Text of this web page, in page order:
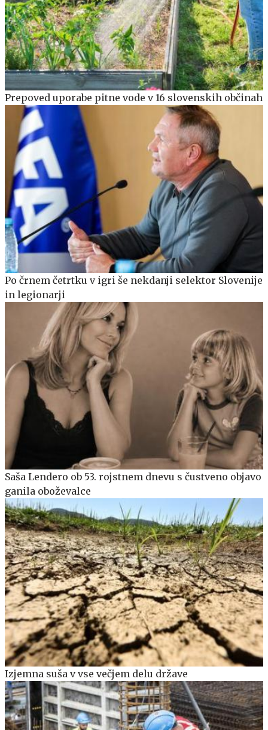
Prepoved uporabe pitne vode v 16 slovenskih občinah
Po črnem četrtku v igri še nekdanji selektor Slovenije
in legionarji
Saša Lendero ob 53. rojstnem dnevu s čustveno objavo
ganila oboževalce
Izjemna suša v vse večjem delu države